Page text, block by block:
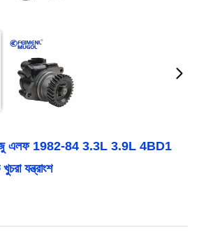
ইসুজু এলফ 1982-84 3.3L 3.9L 4BD1
যন্ত্রাংশ